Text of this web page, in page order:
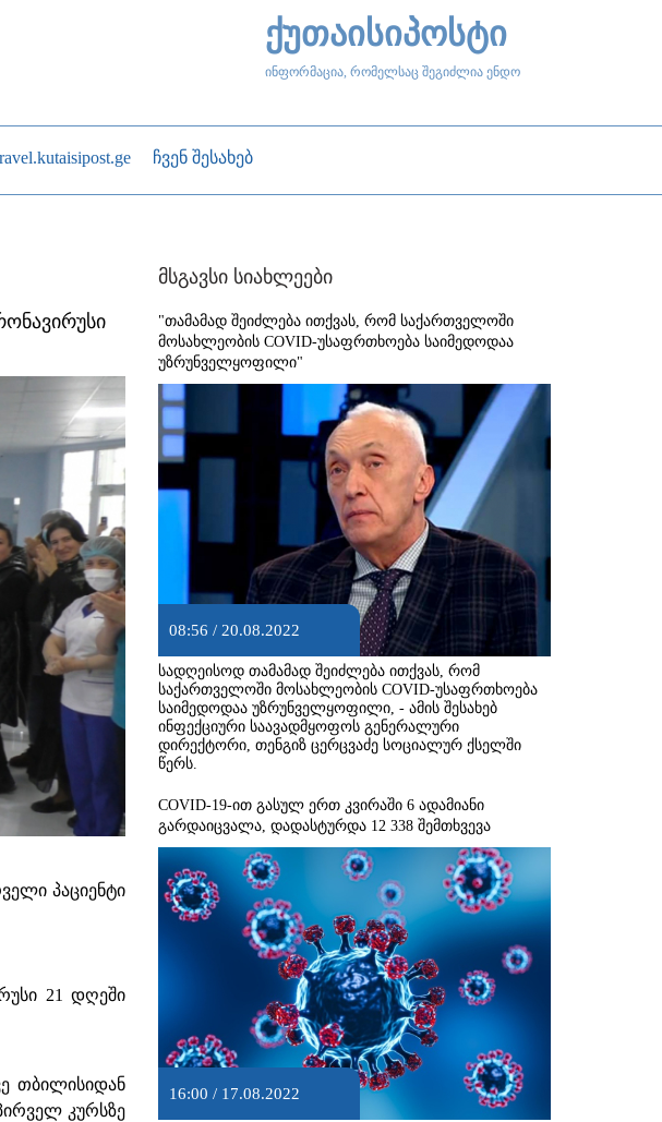
ქუთაისიპოსტი
ინფორმაცია, რომელსაც შეგიძლია ენდო
ჩვენ შესახებ
პაციენტი
21 დღეში
თბილისიდან
კურსზე
მსგავსი სიახლეები
"თამამად შეიძლება ითქვას, რომ საქართველოში
მოსახლეობის COVID-უსაფრთხოება საიმედოდაა
უზრუნველყოფილი"
08:56 / 20.08.2022
სადღეისოდ თამამად შეიძლება ითქვას, რომ
საქართველოში მოსახლეობის COVID-უსაფრთხოება
საიმედოდაა უზრუნველყოფილი, - ამის შესახებ
ინფექციური საავადმყოფოს გენერალური
დირექტორი, თენგიზ ცერცვაძე სოციალურ ქსელში
წერს.
COVID-19-ით გასულ ერთ კვირაში 6 ადამიანი
გარდაიცვალა, დადასტურდა 12 338 შემთხვევა
16:00 / 17.08.2022